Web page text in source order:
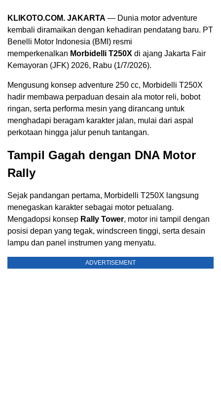
KLIKOTO.COM. JAKARTA — Dunia motor adventure
kembali diramaikan dengan kehadiran pendatang baru. PT
Benelli Motor Indonesia (BMI) resmi
memperkenalkan Morbidelli T250X di ajang Jakarta Fair
Kemayoran (JFK) 2026, Rabu (1/7/2026).
Mengusung konsep adventure 250 cc, Morbidelli T250X
hadir membawa perpaduan desain ala motor reli, bobot
ringan, serta performa mesin yang dirancang untuk
menghadapi beragam karakter jalan, mulai dari aspal
perkotaan hingga jalur penuh tantangan.
Tampil Gagah dengan DNA Motor
Rally
Sejak pandangan pertama, Morbidelli T250X langsung
menegaskan karakter sebagai motor petualang.
Mengadopsi konsep Rally Tower, motor ini tampil dengan
posisi depan yang tegak, windscreen tinggi, serta desain
lampu dan panel instrumen yang menyatu.
ADVERTISEMENT